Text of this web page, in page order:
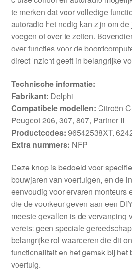
te merken dat voor volledige
autoradio het nodig kan zijn om
voegen of over te zetten.
over functies voor de
direct inzicht geeft in belangrijke
Technische informatie:
Fabrikant: Delphi
Compatibele modellen: Citroën
Peugeot 206, 307, 807, Partner II
Productcodes: 96542538XT,
Extra nummers: NFP
Deze knop is bedoeld voor
bouwjaren van voertuigen, en de
eenvoudig voor ervaren monteurs
die de voorkeur geven aan een
meeste gevallen is de vervanging
vereist geen speciale
belangrijke rol waarderen die dit
functionaliteit en het gemak bij het
voertuig.